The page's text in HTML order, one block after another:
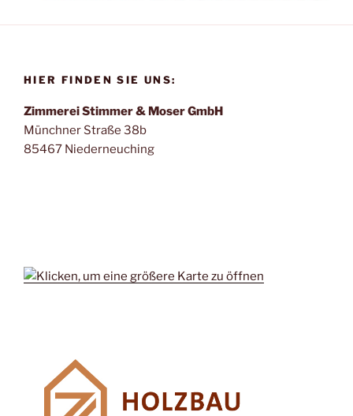
HIER FINDEN SIE UNS:
Zimmerei Stimmer & Moser GmbH
Münchner Straße 38b
85467 Niederneuching